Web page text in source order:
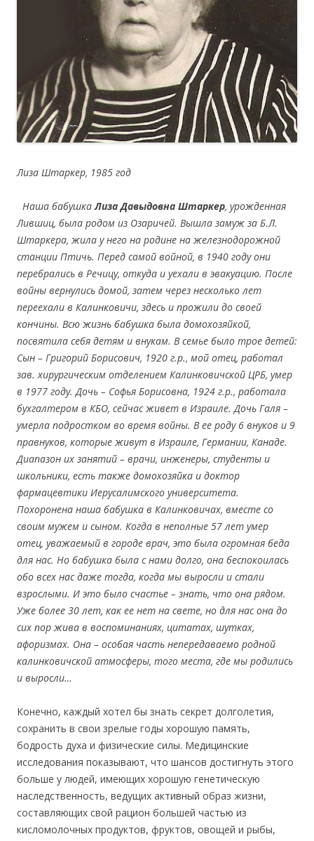
Лиза Штаркер, 1985 год
Наша бабушкаЛиза Давыдовна Штаркер, урожденная
Лившиц, была родом из Озаричей. Вышла замуж за Б.Л.
Штаркера, жила у него на родине на железнодорожной
станции Птичь. Перед самой войной, в 1940 году они
перебрались в Речицу, откуда и уехали в эвакуацию. После
войны вернулись домой, затем через несколько лет
переехали в Калинковичи, здесь и прожили до своей
кончины. Всю жизнь бабушка была домохозяйкой,
посвятила себя детям и внукам. В семье было трое детей:
Сын – Григорий Борисович, 1920 г.р., мой отец, работал
зав. хирургическим отделением Калинковичской ЦРБ, умер
в 1977 году. Дочь – Софья Борисовна, 1924 г.р., работала
бухгалтером в КБО, сейчас живет в Израиле. Дочь Галя –
умерла подростком во время войны. В ее роду 6 внуков и 9
правнуков, которые живут в Израиле, Германии, Канаде.
Диапазон их занятий – врачи, инженеры, студенты и
школьники, есть также домохозяйка и доктор
фармацевтики Иерусалимского университета.
Похоронена наша бабушка в Калинковичах, вместе со
своим мужем и сыном. Когда в неполные 57 лет умер
отец, уважаемый в городе врач, это была огромная беда
для нас. Но бабушка была с нами долго, она беспокоилась
обо всех нас даже тогда, когда мы выросли и стали
взрослыми. И это было счастье – знать, что она рядом.
Уже более 30 лет, как ее нет на свете, но для нас она до
сих пор жива в воспоминаниях, цитатах, шутках,
афоризмах. Она – особая часть непередаваемо родной
калинковичской атмосферы, того места, где мы родились
и выросли…
Конечно, каждый хотел бы знать секрет долголетия,
сохранить в свои зрелые годы хорошую память,
бодрость духа и физические силы. Медицинские
исследования показывают, что шансов достигнуть этого
больше у людей, имеющих хорошую генетическую
наследственность, ведущих активный образ жизни,
составляющих свой рацион большей частью из
кисломолочных продуктов, фруктов, овощей и рыбы,